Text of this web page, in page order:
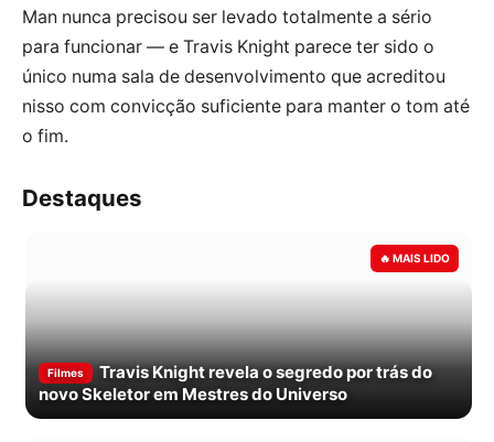
Man nunca precisou ser levado totalmente a sério
para funcionar — e Travis Knight parece ter sido o
único numa sala de desenvolvimento que acreditou
nisso com convicção suficiente para manter o tom até
o fim.
Destaques
Filmes
Travis Knight revela o segredo por trás do
novo Skeletor em Mestres do Universo